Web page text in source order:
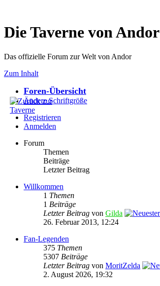
Die Taverne von Andor
Das offizielle Forum zur Welt von Andor
Zum Inhalt
Foren-Übersicht
Ändere Schriftgröße
Registrieren
Anmelden
Forum
Themen
Beiträge
Letzter Beitrag
Willkommen
1 Themen
1 Beiträge
Letzter Beitrag von Gilda
26. Februar 2013, 12:24
Fan-Legenden
375 Themen
5307 Beiträge
Letzter Beitrag von MoritZelda
2. August 2026, 19:32